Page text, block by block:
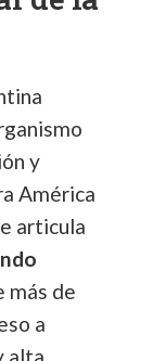
y
América
articula
más de
a